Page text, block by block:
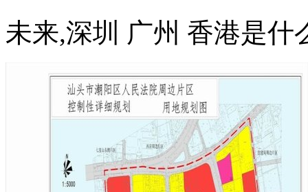
未来,深圳 广州 香港是什